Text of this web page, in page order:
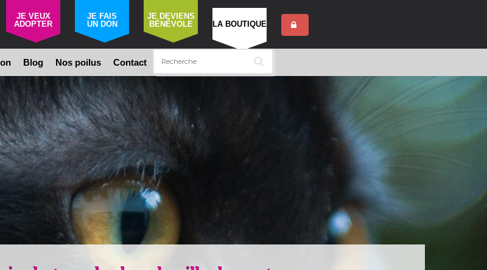
JE VEUX
ADOPTER
JE FAIS
UN DON
JE DEVIENS
BÉNÉVOLE
LA BOUTIQUE
Blog Nos poilus Contact